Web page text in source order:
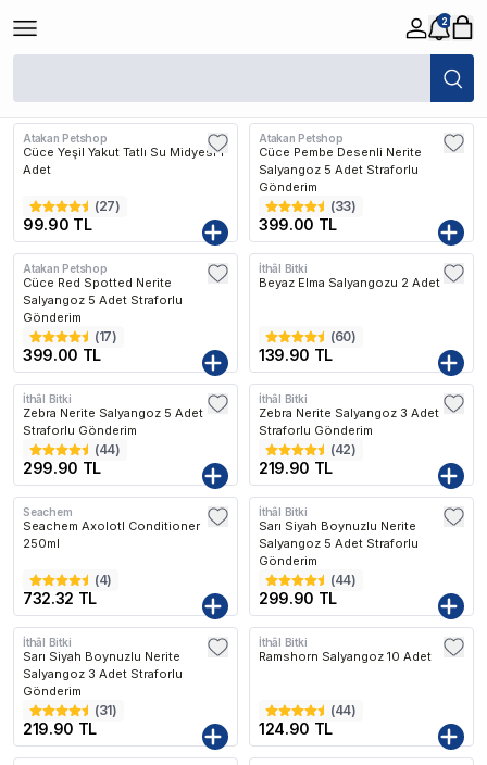
2
/
Atakan Petshop
Cüce Yeşil Yakut Tatlı Su Midyesi 1
Adet
(27)
99.90 TL
Atakan Petshop
Cüce Pembe Desenli Nerite
Salyangoz 5 Adet Straforlu
Gönderim
(33)
399.00 TL
Atakan Petshop
Cüce Red Spotted Nerite
Salyangoz 5 Adet Straforlu
Gönderim
(17)
399.00 TL
İthâl Bitki
Beyaz Elma Salyangozu 2 Adet
(60)
139.90 TL
İthâl Bitki
Zebra Nerite Salyangoz 5 Adet
Straforlu Gönderim
(44)
299.90 TL
İthâl Bitki
Zebra Nerite Salyangoz 3 Adet
Straforlu Gönderim
(42)
219.90 TL
Seachem
Seachem Axolotl Conditioner
250ml
(4)
732.32 TL
İthâl Bitki
Sarı Siyah Boynuzlu Nerite
Salyangoz 5 Adet Straforlu
Gönderim
(44)
299.90 TL
İthâl Bitki
Sarı Siyah Boynuzlu Nerite
Salyangoz 3 Adet Straforlu
Gönderim
(31)
219.90 TL
İthâl Bitki
Ramshorn Salyangoz 10 Adet
(44)
124.90 TL